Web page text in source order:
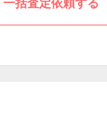
一括査定依頼する